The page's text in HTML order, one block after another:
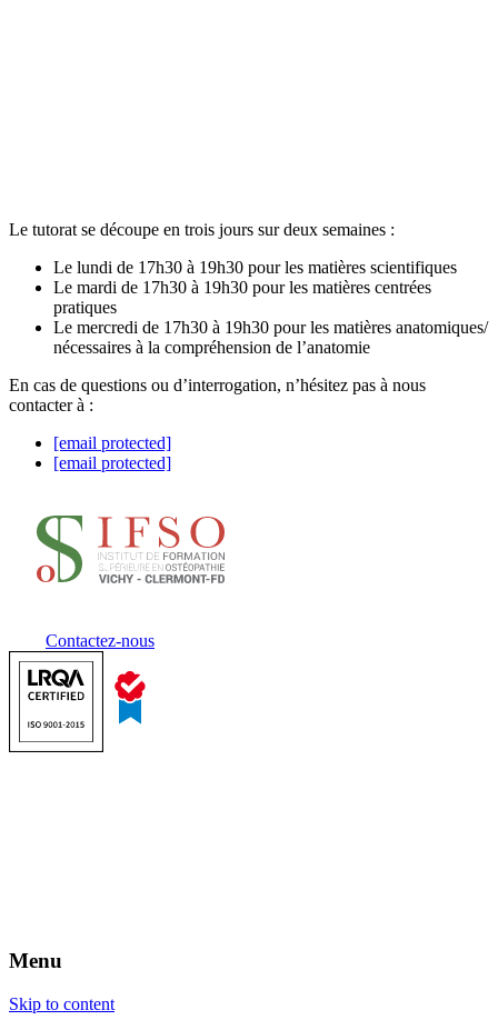
Le tutorat se découpe en trois jours sur deux semaines :
Le lundi de 17h30 à 19h30 pour les matières scientifiques
Le mardi de 17h30 à 19h30 pour les matières centrées
pratiques
Le mercredi de 17h30 à 19h30 pour les matières anatomiques/
nécessaires à la compréhension de l’anatomie
En cas de questions ou d’interrogation, n’hésitez pas à nous
contacter à :
[email protected]
[email protected]
Contactez-nous
Menu
Skip to content